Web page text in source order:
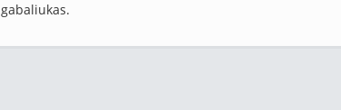
gabaliukas.